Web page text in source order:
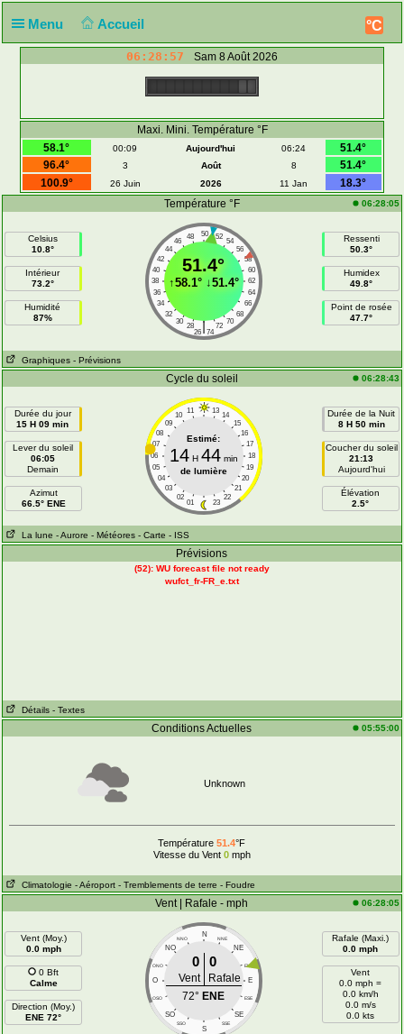
Menu Accueil °C
06:28:57 Sam 8 Août 2026
Maxi. Mini. Température °F
58.1°
00:09 Aujourd'hui 06:24
51.4°
96.4°
3 Août 8
51.4°
100.9°
26 Juin 2026 11 Jan
18.3°
Température °F
06:28:05
Celsius
10.8°
Intérieur
73.2°
Humidité
87%
50
48 52
46
54
44
56
42
58
40
60
38
62
36
64
34
66
32
68
30
70
28 72
|
26 74
51.4°
↑58.1°↓51.4°
Ressenti
50.3°
Humidex
49.8°
Point de rosée
47.7°
Graphiques - Prévisions
Cycle du soleil 06:28:43
Durée du jour
15 H 09 min
Lever du soleil
06:05
Demain
Azimut
66.5° ENE
11 13
10
14
09
15
08
16
07
17
06
18
05
19
04
20
03
21
02
22
01 23
Estimé:
14H 44min
de lumière
Durée de la Nuit
8 H 50 min
Coucher du soleil
21:13
Aujourd'hui
Élévation
2.5°
La lune - Aurore - Météores - Carte - ISS
Prévisions
(52): WU forecast file not ready
wufct_fr-FR_e.txt
Détails - Textes
Conditions Actuelles 05:55:00
Unknown
Température51.4°F
Vitesse du Vent 0mph
Climatologie - Aéroport - Tremblements de terre - Foudre
Vent | Rafale - mph 06:28:05
Vent (Moy.)
0.0 mph
0 Bft
Calme
Direction (Moy.)
ENE 72°
N
NNO NNE
NO NE
ONO ENE
O E
OSO ESE
SO SE
SSO SSE
S
0 0
Vent
Rafale
72° ENE
Rafale (Maxi.)
0.0 mph
Vent
0.0 mph =
0.0 km/h
0.0 m/s
0.0 kts